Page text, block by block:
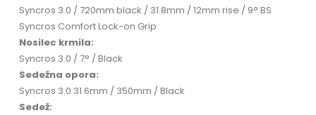
Syncros 3.0 / 720mm black / 31.8mm / 12mm rise / 9° BS
Syncros Comfort Lock-on Grip
Nosilec krmila:
Syncros 3.0 / 7° / Black
Sedežna opora:
Syncros 3.0 31.6mm / 350mm / Black
Sedež: